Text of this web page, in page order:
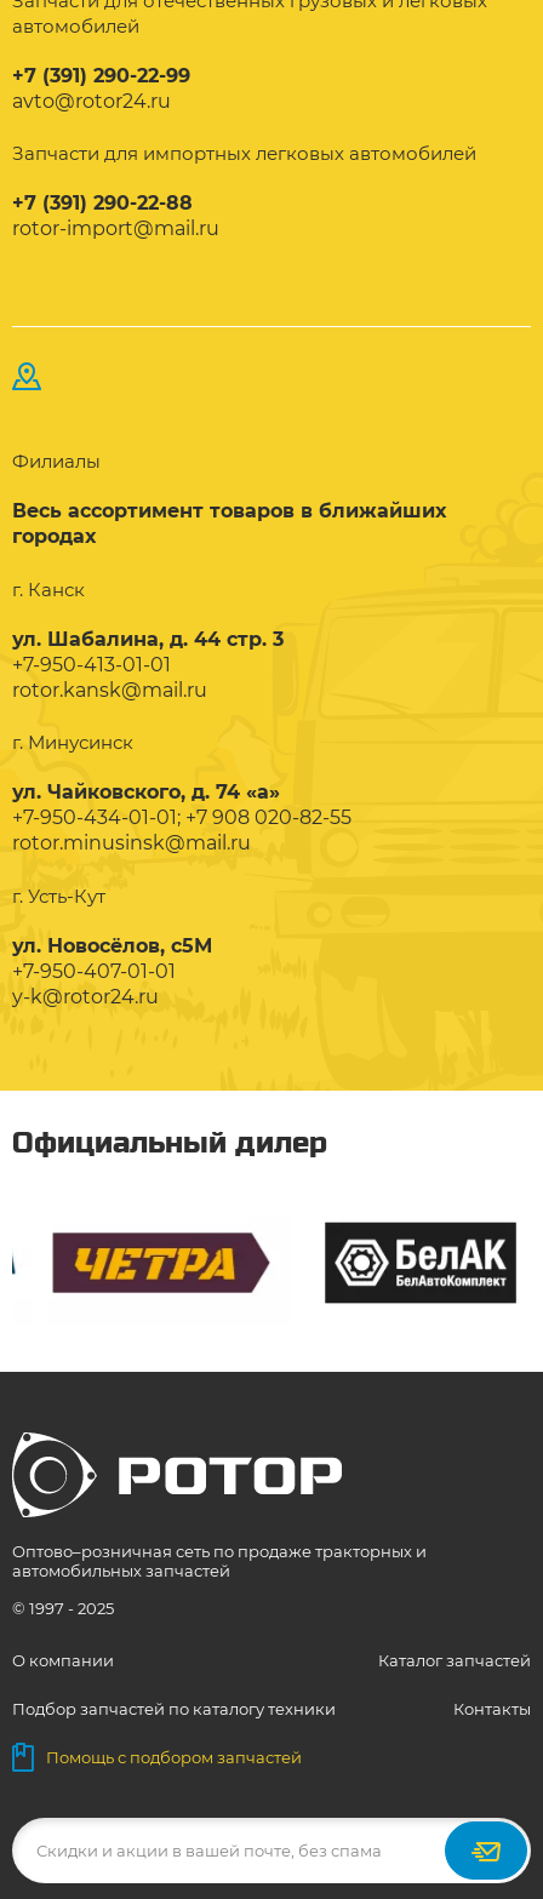
автомобилей
+7 (391) 290-22-99
avto@rotor24.ru
Запчасти для импортных легковых автомобилей
+7 (391) 290-22-88
rotor-import@mail.ru
Филиалы
Весь ассортимент товаров в ближайших
городах
г. Канск
ул. Шабалина, д. 44 стр. 3
+7-950-413-01-01
rotor.kansk@mail.ru
г. Минусинск
ул. Чайковского, д. 74 «а»
+7-950-434-01-01; +7 908 020-82-55
rotor.minusinsk@mail.ru
г. Усть-Кут
ул. Новосёлов, с5М
+7-950-407-01-01
y-k@rotor24.ru
Официальный дилер
Оптово–розничная сеть по продаже тракторных и
автомобильных запчастей
© 1997 - 2025
О компании Каталог запчастей
Подбор запчастей по каталогу техники Контакты
Помощь с подбором запчастей